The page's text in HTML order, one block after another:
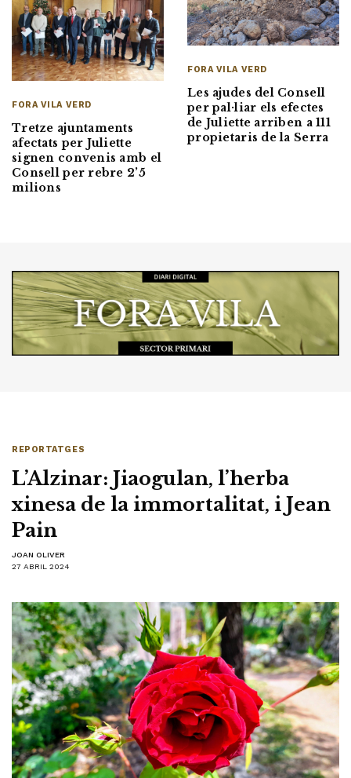
FORA VILA VERD
Tretze ajuntaments
afectats per Juliette
signen convenis amb el
Consell per rebre 2’5
milions
FORA VILA VERD
Les ajudes del Consell
per pal·liar els efectes
de Juliette arriben a 111
propietaris de la Serra
REPORTATGES
L’Alzinar: Jiaogulan, l’herba
xinesa de la immortalitat, i Jean
Pain
JOAN OLIVER
27 ABRIL 2024